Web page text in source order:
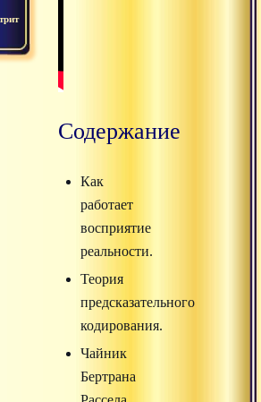
Содержание
Как
работает
восприятие
реальности.
Теория
предсказательного
кодирования.
Чайник
Бертрана